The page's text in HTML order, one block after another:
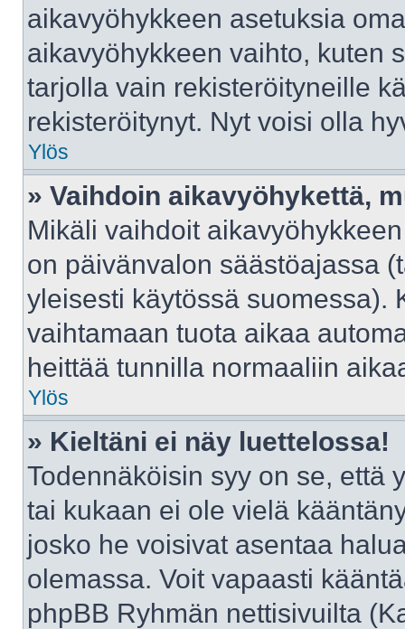
aikavyöhykkeen asetuksia
aikavyöhykkeen vaihto, kuten
tarjolla vain rekisteröityneille
rekisteröitynyt. Nyt voisi olla
Ylös
» Vaihdoin aikavyöhykettä,
Mikäli vaihdoit
on päivänvalon säästöajassa
yleisesti käytössä suomessa).
vaihtamaan tuota aikaa
heittää tunnilla normaaliin
Ylös
» Kieltäni ei näy luettelossa!
Todennäköisin syy on se, että
tai kukaan ei ole vielä
josko he voisivat asentaa
olemassa. Voit vapaasti
phpBB Ryhmän nettisivuilta